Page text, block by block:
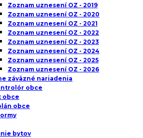
Zoznam uznesení OZ - 2019
Zoznam uznesení OZ - 2020
Zoznam uznesení OZ - 2021
Zoznam uznesení OZ - 2022
Zoznam uznesení OZ - 2023
Zoznam uznesení OZ - 2024
Zoznam uznesení OZ - 2025
Zoznam uznesení OZ - 2026
záväzné nariadenia
obce
obce
obce
bytov